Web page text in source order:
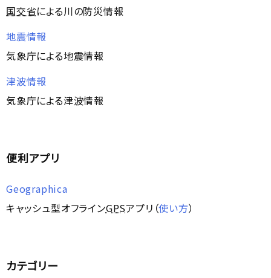
国交省による川の防災情報
地震情報
気象庁による地震情報
津波情報
気象庁による津波情報
便利アプリ
Geographica
キャッシュ型オフラインGPSアプリ（使い方）
カテゴリー